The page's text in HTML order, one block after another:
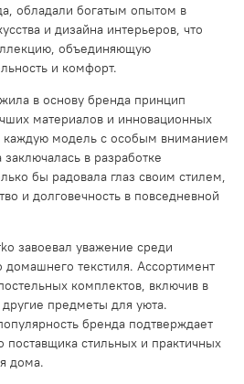
обладали богатым опытом в
и дизайна интерьеров, что
объединяющую
и комфорт.
в основу бренда принцип
материалов и инновационных
каждую модель с особым вниманием
заключалась в разработке
бы радовала глаз своим стилем,
и долговечность в повседневной
завоевал уважение среди
домашнего текстиля. Ассортимент
комплектов, включив в
предметы для уюта.
бренда подтверждает
поставщика стильных и практичных
дома.